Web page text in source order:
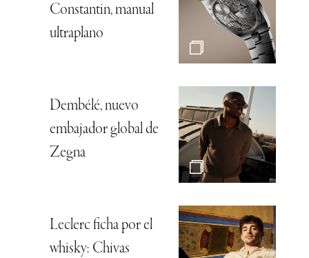
Constantin, manual
ultraplano
Dembélé, nuevo
embajador global de
Zegna
Leclerc ficha por el
whisky: Chivas